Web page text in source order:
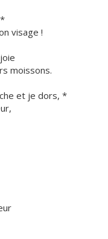
visage !
moissons.
che et je dors, *